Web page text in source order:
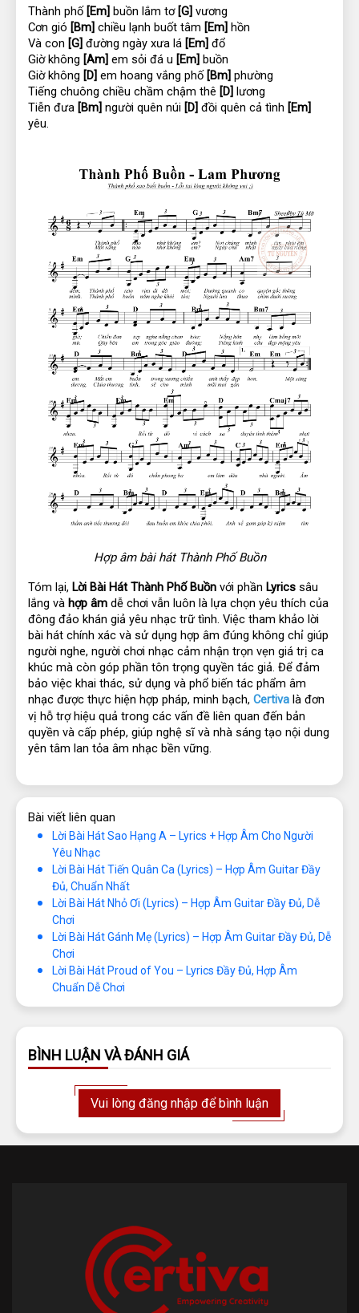
Thành phố [Em] buồn lắm tơ [G] vương
Cơn gió [Bm] chiều lạnh buốt tâm [Em] hồn
Và con [G] đường ngày xưa lá [Em] đổ
Giờ không [Am] em sỏi đá u [Em] buồn
Giờ không [D] em hoang vắng phố [Bm] phường
Tiếng chuông chiều chầm chậm thê [D] lương
Tiễn đưa [Bm] người quên núi [D] đồi quên cả tình [Em]
yêu.
Hợp âm bài hát Thành Phố Buồn
Tóm lại, Lời Bài Hát Thành Phố Buồn với phần Lyrics sâu
lắng và hợp âm dễ chơi vẫn luôn là lựa chọn yêu thích của
đông đảo khán giả yêu nhạc trữ tình. Việc tham khảo lời
bài hát chính xác và sử dụng hợp âm đúng không chỉ giúp
người nghe, người chơi nhạc cảm nhận trọn vẹn giá trị ca
khúc mà còn góp phần tôn trọng quyền tác giả. Để đảm
bảo việc khai thác, sử dụng và phổ biến tác phẩm âm
nhạc được thực hiện hợp pháp, minh bạch, Certiva là đơn
vị hỗ trợ hiệu quả trong các vấn đề liên quan đến bản
quyền và cấp phép, giúp nghệ sĩ và nhà sáng tạo nội dung
yên tâm lan tỏa âm nhạc bền vững.
Bài viết liên quan
Lời Bài Hát Sao Hạng A – Lyrics + Hợp Âm Cho Người
Yêu Nhạc
Lời Bài Hát Tiến Quân Ca (Lyrics) – Hợp Âm Guitar Đầy
Đủ, Chuẩn Nhất
Lời Bài Hát Nhỏ Ơi (Lyrics) – Hợp Âm Guitar Đầy Đủ, Dễ
Chơi
Lời Bài Hát Gánh Mẹ (Lyrics) – Hợp Âm Guitar Đầy Đủ, Dễ
Chơi
Lời Bài Hát Proud of You – Lyrics Đầy Đủ, Hợp Âm
Chuẩn Dễ Chơi
BÌNH LUẬN VÀ ĐÁNH GIÁ
Vui lòng đăng nhập để bình luận